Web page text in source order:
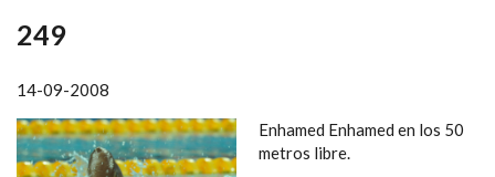
DE
AYUDA
A
LA
NAVEGACIÓN
249
14-09-2008
Enhamed Enhamed en los 50
metros libre.